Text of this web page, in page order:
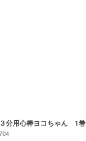
３分用心棒ヨコちゃん 1巻
ー